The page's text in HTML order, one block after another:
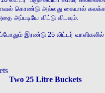
கொண்டு அல்லது கையால்
அப்படியே விட்டு விடவும்.
இரண்டு 25 லிட்டர்
Two 25 Litre Buckets